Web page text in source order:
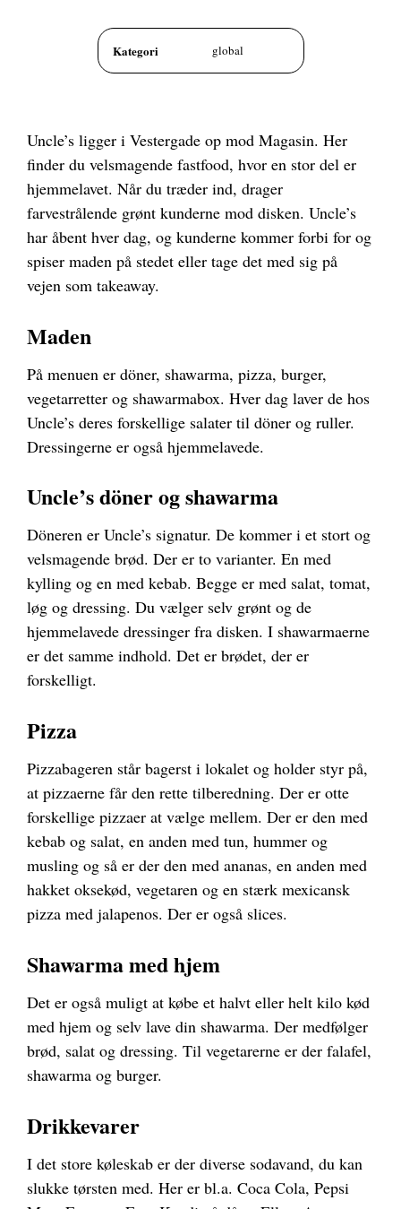
Kategori global
Uncle’s ligger i Vestergade op mod Magasin. Her
finder du velsmagende fastfood, hvor en stor del er
hjemmelavet. Når du træder ind, drager
farvestrålende grønt kunderne mod disken. Uncle’s
har åbent hver dag, og kunderne kommer forbi for og
spiser maden på stedet eller tage det med sig på
vejen som takeaway.
Maden
På menuen er döner, shawarma, pizza, burger,
vegetarretter og shawarmabox. Hver dag laver de hos
Uncle’s deres forskellige salater til döner og ruller.
Dressingerne er også hjemmelavede.
Uncle’s döner og shawarma
Döneren er Uncle’s signatur. De kommer i et stort og
velsmagende brød. Der er to varianter. En med
kylling og en med kebab. Begge er med salat, tomat,
løg og dressing. Du vælger selv grønt og de
hjemmelavede dressinger fra disken. I shawarmaerne
er det samme indhold. Det er brødet, der er
forskelligt.
Pizza
Pizzabageren står bagerst i lokalet og holder styr på,
at pizzaerne får den rette tilberedning. Der er otte
forskellige pizzaer at vælge mellem. Der er den med
kebab og salat, en anden med tun, hummer og
musling og så er der den med ananas, en anden med
hakket oksekød, vegetaren og en stærk mexicansk
pizza med jalapenos. Der er også slices.
Shawarma med hjem
Det er også muligt at købe et halvt eller helt kilo kød
med hjem og selv lave din shawarma. Der medfølger
brød, salat og dressing. Til vegetarerne er der falafel,
shawarma og burger.
Drikkevarer
I det store køleskab er der diverse sodavand, du kan
slukke tørsten med. Her er bl.a. Coca Cola, Pepsi